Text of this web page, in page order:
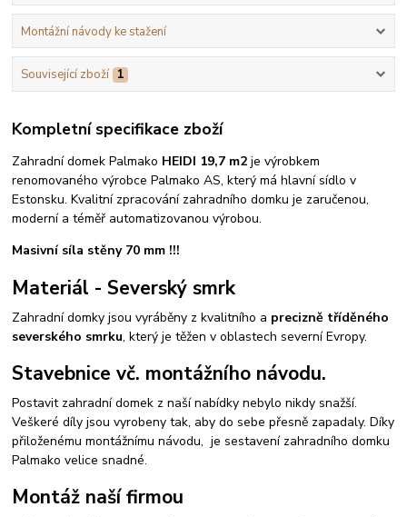
Montážní návody ke stažení
Související zboží 1
Kompletní specifikace zboží
Zahradní domek Palmako HEIDI 19,7 m2je výrobkem
renomovaného výrobce Palmako AS, který má hlavní sídlo v
Estonsku. Kvalitní zpracování zahradního domku je zaručenou,
moderní a téměř automatizovanou výrobou.
Masivní síla stěny 70 mm !!!
Materiál - Severský smrk
Zahradní domky jsou vyráběny z kvalitního a precizně tříděného
severského smrku, který je těžen v oblastech severní Evropy.
Stavebnice vč. montážního návodu.
Postavit zahradní domek z naší nabídky nebylo nikdy snažší.
Veškeré díly jsou vyrobeny tak, aby do sebe přesně zapadaly. Díky
přiloženému montážnímu návodu, je sestavení zahradního domku
Palmako velice snadné.
Montáž naší firmou